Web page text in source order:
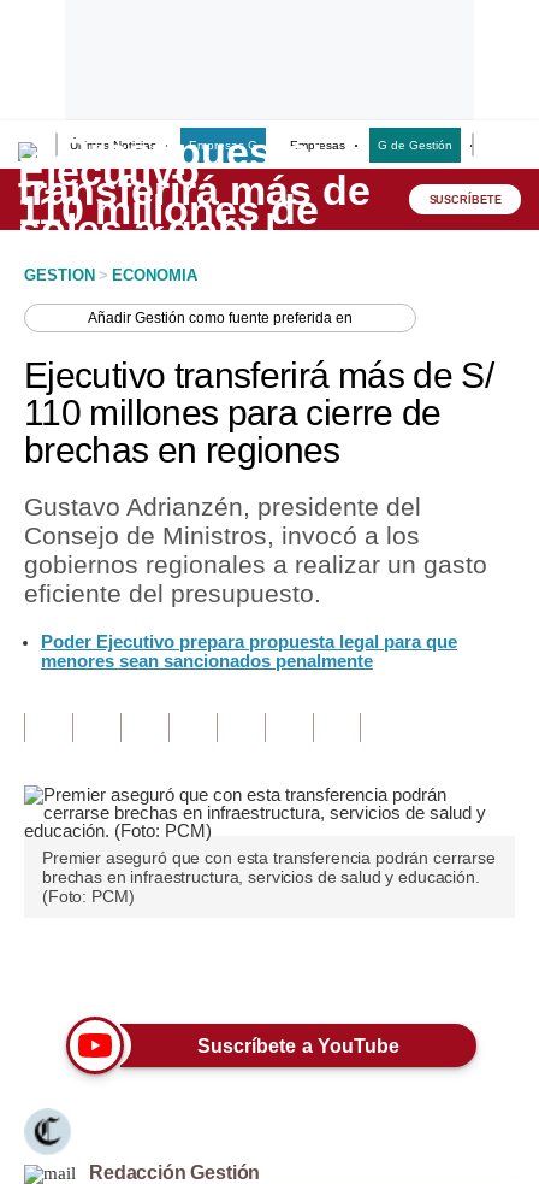
Últimas Noticias Empresas G Empresas G de Gestión
Lo último
Peru Quiosco
Economía
Mercados
Política
Tu Dinero
Finanzas Personales
Editorial
Pregunta de hoy
Lujo
Viajes
Moda
Estilos
SUSCRÍBETE
GESTION > ECONOMIA
AñadirGestión como fuente preferida en
Ejecutivo transferirá más de S/
110 millones para cierre de
brechas en regiones
Gustavo Adrianzén, presidente del
Consejo de Ministros, invocó a los
gobiernos regionales a realizar un gasto
eficiente del presupuesto.
Poder Ejecutivo prepara propuesta legal para que
menores sean sancionados penalmente
Premier aseguró que con esta transferencia podrán cerrarse
brechas en infraestructura, servicios de salud y educación.
(Foto: PCM)
Suscríbete a YouTube
Redacción Gestión